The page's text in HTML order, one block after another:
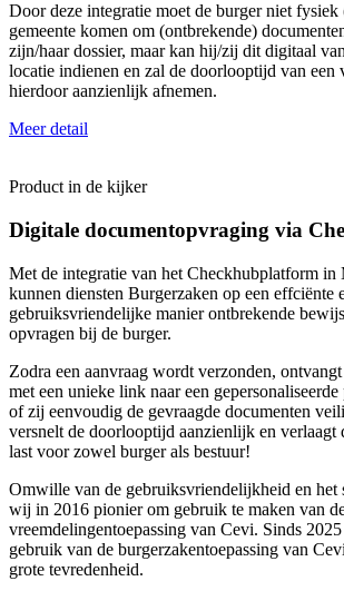
Door deze integratie moet de burger niet
gemeente komen om (ontbrekende)
zijn/haar dossier, maar kan hij/zij dit digitaal
locatie indienen en zal de doorlooptijd van een
hierdoor aanzienlijk afnemen.
Meer detail
Product in de kijker
Digitale documentopvraging via
Met de integratie van het Checkhubplatform in
kunnen diensten Burgerzaken op een effciënte
gebruiksvriendelijke manier ontbrekende
opvragen bij de burger.
Zodra een aanvraag wordt verzonden,
met een unieke link naar een
of zij eenvoudig de gevraagde documenten
versnelt de doorlooptijd aanzienlijk en verlaagt
last voor zowel burger als bestuur!
Omwille van de gebruiksvriendelijkheid en het
wij in 2016 pionier om gebruik te maken van
vreemdelingentoepassing van Cevi. Sinds
gebruik van de burgerzakentoepassing van
grote tevredenheid.